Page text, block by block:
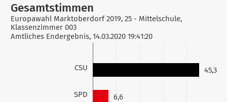
CSU
SPD
45,3
6,6
Gesamtstimmen
Europawahl Marktoberdorf 2019, 25 - Mittelschule,
Klassenzimmer 003
Amtliches Endergebnis, 14.03.2020 19:41:20